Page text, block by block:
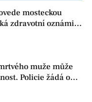
mosteckou
zdravotní oznámila
muže může
Policie žádá o